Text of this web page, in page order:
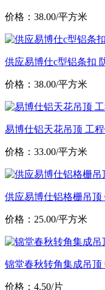
价格：38.00/平方米
供应易博仕c型铝条扣
价格：38.00/平方米
易博仕铝天花吊顶 工
价格：33.00/平方米
供应易博仕铝格栅吊
价格：25.00/平方米
锦堂春秋转角集成吊
价格：4.50/片